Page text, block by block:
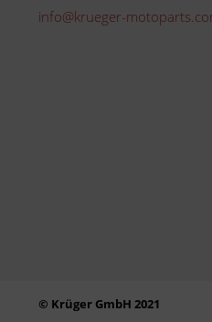
info@krueger-
© Krüger GmbH 2021